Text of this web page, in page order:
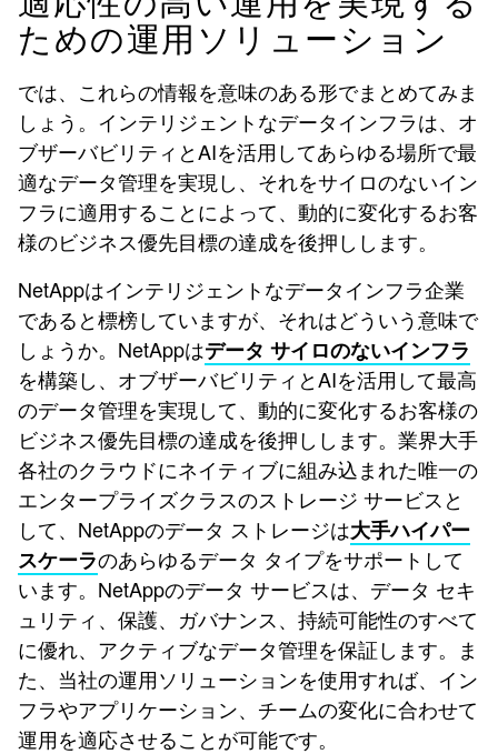
ための運用ソリューション
では、これらの情報を意味のある形でまとめてみま
しょう。インテリジェントなデータインフラは、オ
ブザーバビリティとAIを活用してあらゆる場所で最
適なデータ管理を実現し、それをサイロのないイン
フラに適用することによって、動的に変化するお客
様のビジネス優先目標の達成を後押しします。
NetAppはインテリジェントなデータインフラ企業
であると標榜していますが、それはどういう意味で
しょうか。NetAppはデータ サイロのないインフラ
を構築し、オブザーバビリティとAIを活用して最高
のデータ管理を実現して、動的に変化するお客様の
ビジネス優先目標の達成を後押しします。業界大手
各社のクラウドにネイティブに組み込まれた唯一の
エンタープライズクラスのストレージ サービスと
して、NetAppのデータ ストレージは大手ハイパー
スケーラのあらゆるデータ タイプをサポートして
います。NetAppのデータ サービスは、データ セキ
ュリティ、保護、ガバナンス、持続可能性のすべて
に優れ、アクティブなデータ管理を保証します。ま
た、当社の運用ソリューションを使用すれば、イン
フラやアプリケーション、チームの変化に合わせて
運用を適応させることが可能です。